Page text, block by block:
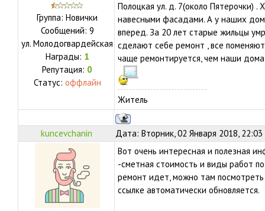
Группа: Новички
Сообщений: 9
ул. Молодогвардейская
Награды: 1
Репутация: 0
Статус: оффлайн
Полоцкая ул. д. 7(около Пятерочки)
навесными фасадами. А у наших
вперед. За 20 лет старые жильцы
сделают себе ремонт , все
чаще ремонтируется, чем наши
Житель
kuncevchanin Дата: Вторник, 02 Января 2018,
Вот очень интересная и полезная
-сметная стоимость и виды работ
ремонт идет, можно там
ссылке автоматически обновляется.